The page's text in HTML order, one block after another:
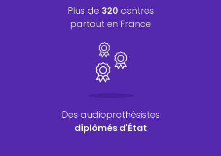
Plus de 320 centres
partout en France
Des audioprothésistes
diplômés d'État